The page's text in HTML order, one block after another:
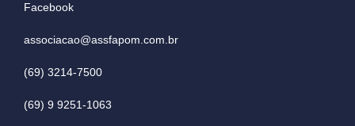
Facebook
associacao@assfapom.com.br
(69) 3214-7500
(69) 9 9251-1063